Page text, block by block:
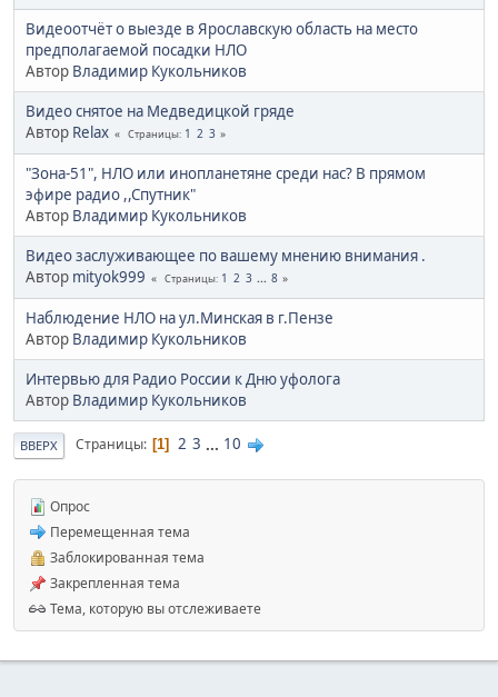
Видеоотчёт о выезде в Ярославскую область на место
предполагаемой посадки НЛО
Автор Владимир Кукольников
Видео снятое на Медведицкой гряде
Автор Relax Страницы 1 2 3
"Зона-51", НЛО или инопланетяне среди нас? В прямом
эфире радио ,,Спутник"
Автор Владимир Кукольников
Видео заслуживающее по вашему мнению внимания .
Автор mityok999 Страницы 1 2 3 ... 8
Наблюдение НЛО на ул.Минская в г.Пензе
Автор Владимир Кукольников
Интервью для Радио России к Дню уфолога
Автор Владимир Кукольников
ВВЕРХ Страницы 1 2 3 ... 10
Опрос
Перемещенная тема
Заблокированная тема
Закрепленная тема
Тема, которую вы отслеживаете